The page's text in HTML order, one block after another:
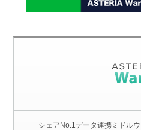
シェアNo.1データ連携ミドル